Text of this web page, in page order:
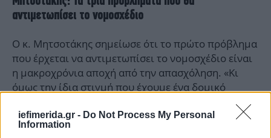
iefimerida.gr - Do Not Process My Personal
Information
αντιμετωπίσει το νομοσχέδιο
Ο κ. Μητσοτάκης σημείωσε ότι το πρώτο πρόβλημα
που έρχεται να αντιμετωπίσει το νομοσχέδιο είναι
η μακροχρόνια αποχή από την απασχόληση. «Κι
όμως την ίδια στιγμή που έχουμε ένα δομικό
πρόβλημα μακροχρόνιας ανεργίας, συνυπάρχει με
κενές θέσεις εργασίας. Δεν αναφέρομαι μόνο σε
εξειδικευμένες δουλειές αλλά για δουλειές που θα